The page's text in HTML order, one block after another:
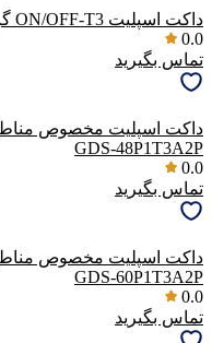
داکت اسپلیت ON/OFF-T3 گرین 36000 مدل GDS-36P1T3/R1N
0.0
تماس بگیرید
GDS-48P1T3A2P
0.0
تماس بگیرید
GDS-60P1T3A2P
0.0
تماس بگیرید